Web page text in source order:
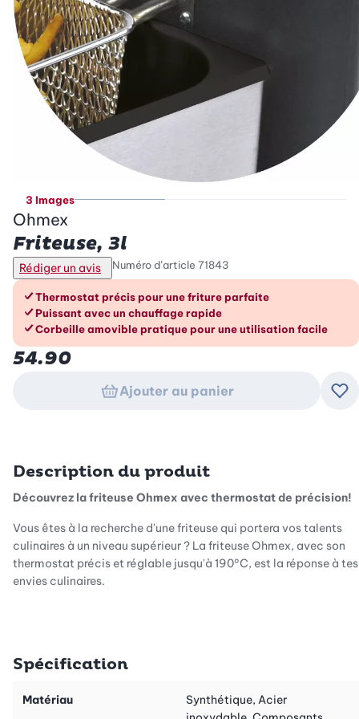
3 Images
Ohmex
Friteuse, 3l
Rédiger un avis Numéro d’article 71843
Les avantages en un coup d’œil
Thermostat précis pour une friture parfaite
Puissant avec un chauffage rapide
Corbeille amovible pratique pour une utilisation facile
54.90
Ajouter au panier
Description du produit
Découvrez la friteuse Ohmex avec thermostat de précision!
Vous êtes à la recherche d'une friteuse qui portera vos talents
culinaires à un niveau supérieur ? La friteuse Ohmex, avec son
thermostat précis et réglable jusqu'à 190°C, est la réponse à tes
envies culinaires.
Avec son impressionnante puissance de 1700W et sa capacité
avez besoin pour des délices parfaitement rôtis. Le grand
Spécification
Matériau
Synthétique, Acier